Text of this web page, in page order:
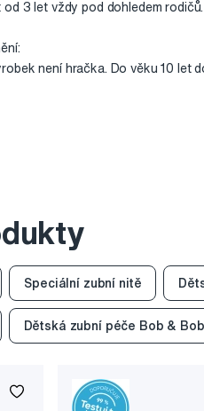
od 3 let vždy pod dohledem
není hračka. Do věku 10 let
Speciální zubní nitě
Dětská zubní péče Bob &